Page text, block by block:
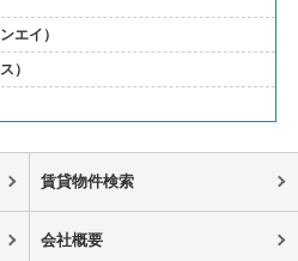
エイ）
）
賃貸物件検索
会社概要